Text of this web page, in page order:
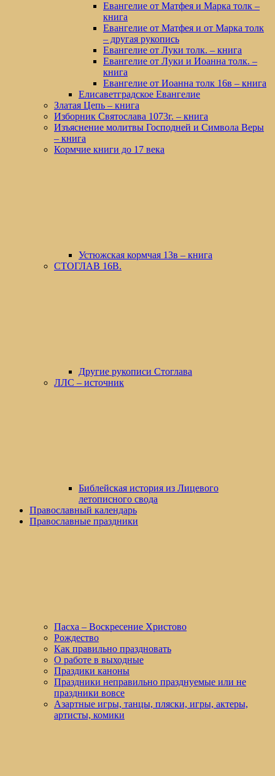
Евангелие от Матфея и Марка толк –
книга
Евангелие от Матфея и от Марка толк
– другая рукопись
Евангелие от Луки толк. – книга
Евангелие от Луки и Иоанна толк. –
книга
Евангелие от Иоанна толк 16в – книга
Елисаветградское Евангелие
Златая Цепь – книга
Изборник Святослава 1073г. – книга
Изъяснение молитвы Господней и Символа Веры
– книга
Кормчие книги до 17 века
Устюжская кормчая 13в – книга
СТОГЛАВ 16В.
Другие рукописи Стоглава
ЛЛС – источник
Библейская история из Лицевого
летописного свода
Православный календарь
Православные праздники
Пасха – Воскресение Христово
Рождество
Как правильно праздновать
О работе в выходные
Праздики каноны
Праздники неправильно празднуемые или не
праздники вовсе
Азартные игры, танцы, пляски, игры, актеры,
артисты, комики